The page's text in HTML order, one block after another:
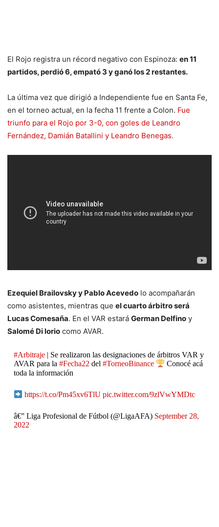
El Rojo registra un récord negativo con Espinoza: en 11
partidos, perdió 6, empató 3 y ganó los 2 restantes.
La última vez que dirigió a Independiente fue en Santa Fe,
en el torneo actual, en la fecha 11 frente a Colon. Fue
triunfo para el Rojo por 3-0, con goles de Leandro
Fernández, Damián Batallini y Leandro Benegas.
Ezequiel Brailovsky y Pablo Acevedo lo acompañarán
como asistentes, mientras que el cuarto árbitro será
Lucas Comesaña. En el VAR estará German Delfino y
Salomé Di lorio como AVAR.
#Arbitraje| Se realizaron las designaciones de árbitros VAR y
AVAR para la #Fecha22del #TorneoBinance
Conocé acá
toda la información
https://t.co/Pm45xv6TlU pic.twitter.com/9zlVwYMDtc
â€” Liga Profesional de Fútbol (@LigaAFA) September 28,
2022